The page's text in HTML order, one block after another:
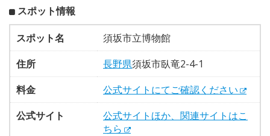
スポット情報
スポット名
須坂市立博物館
住所
長野県須坂市臥竜2-4-1
料金
公式サイトにてご確認ください
公式サイト
公式サイトほか、関連サイトはこ
ちら